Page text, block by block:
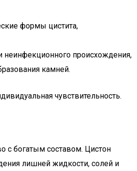
формы цистита,
неинфекционного происхождения,
камней.
чувствительность.
с богатым составом. Цистон
лишней жидкости, солей и